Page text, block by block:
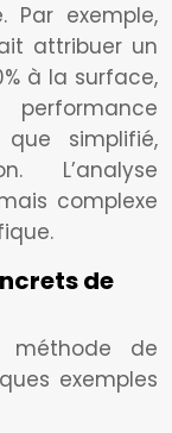
exemple,
attribuer un
à la surface,
simplifié,
L’analyse
complexe
de
méthode de
exemples